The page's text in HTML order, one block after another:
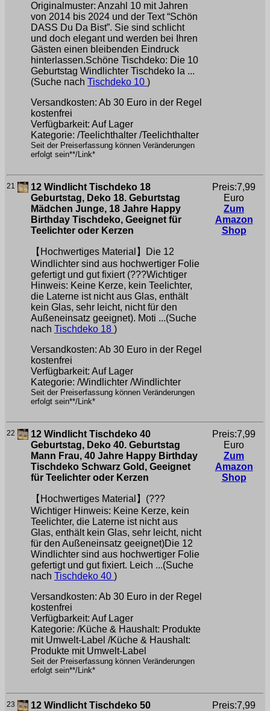
Originalmuster: Anzahl 10 mit Jahren
von 2014 bis 2024 und der Text “Schön
DASS Du Da Bist”. Sie sind schlicht
und doch elegant und werden bei Ihren
Gästen einen bleibenden Eindruck
hinterlassen.Schöne Tischdeko: Die 10
Geburtstag Windlichter Tischdeko la ...
(Suche nach Tischdeko 10 )
Versandkosten: Ab 30 Euro in der Regel
kostenfrei
Verfügbarkeit: Auf Lager
Kategorie: /Teelichthalter /Teelichthalter
Seit der Preiserfassung können Veränderungen
erfolgt sein**/Link*
21
12 Windlicht Tischdeko 18
Geburtstag, Deko 18. Geburtstag
Mädchen Junge, 18 Jahre Happy
Birthday Tischdeko, Geeignet für
Teelichter oder Kerzen
【Hochwertiges Material】Die 12
Windlichter sind aus hochwertiger Folie
gefertigt und gut fixiert (???Wichtiger
Hinweis: Keine Kerze, kein Teelichter,
die Laterne ist nicht aus Glas, enthält
kein Glas, sehr leicht, nicht für den
Außeneinsatz geeignet). Moti ...(Suche
nach Tischdeko 18 )
Versandkosten: Ab 30 Euro in der Regel
kostenfrei
Verfügbarkeit: Auf Lager
Kategorie: /Windlichter /Windlichter
Seit der Preiserfassung können Veränderungen
erfolgt sein**/Link*
Preis:7,99
Euro
Zum
Amazon
Shop
22
12 Windlicht Tischdeko 40
Geburtstag, Deko 40. Geburtstag
Mann Frau, 40 Jahre Happy Birthday
Tischdeko Schwarz Gold, Geeignet
für Teelichter oder Kerzen
【Hochwertiges Material】(???
Wichtiger Hinweis: Keine Kerze, kein
Teelichter, die Laterne ist nicht aus
Glas, enthält kein Glas, sehr leicht, nicht
für den Außeneinsatz geeignet)Die 12
Windlichter sind aus hochwertiger Folie
gefertigt und gut fixiert. Leich ...(Suche
nach Tischdeko 40 )
Versandkosten: Ab 30 Euro in der Regel
kostenfrei
Verfügbarkeit: Auf Lager
Kategorie: /Küche & Haushalt: Produkte
mit Umwelt-Label /Küche & Haushalt:
Produkte mit Umwelt-Label
Seit der Preiserfassung können Veränderungen
erfolgt sein**/Link*
Preis:7,99
Euro
Zum
Amazon
Shop
23 12 Windlicht Tischdeko 50 Preis:7,99